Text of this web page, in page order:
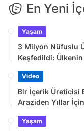
En Yeni
Yaşam
3 Milyon Nüfuslu
Keşfedildi:
Video
Bir İçerik Üreticisi
Araziden Yıllar
Yaşam